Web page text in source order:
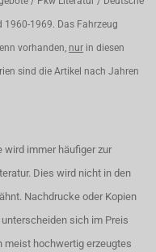
1960-1969. Das Fahrzeug
vorhanden, nur in diesen
sind die Artikel nach Jahren
wird immer häufiger zur
Dies wird nicht in den
Nachdrucke oder Kopien
sich im Preis
meist hochwertig erzeugtes